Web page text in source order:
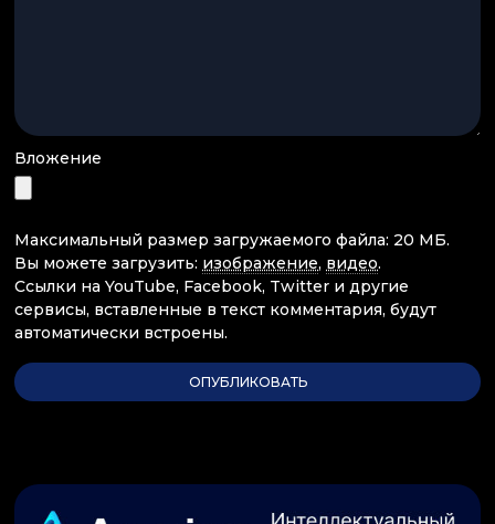
Вложение
Максимальный размер загружаемого файла: 20 МБ.
Вы можете загрузить: изображение, видео.
Ссылки на YouTube, Facebook, Twitter и другие
сервисы, вставленные в текст комментария, будут
автоматически встроены.